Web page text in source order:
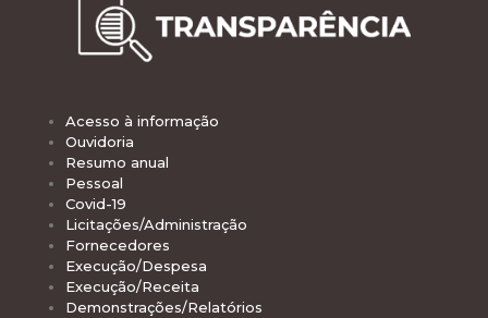
Acesso à informação
Ouvidoria
Resumo anual
Pessoal
Covid-19
Licitações/Administração
Fornecedores
Execução/Despesa
Execução/Receita
Demonstrações/Relatórios